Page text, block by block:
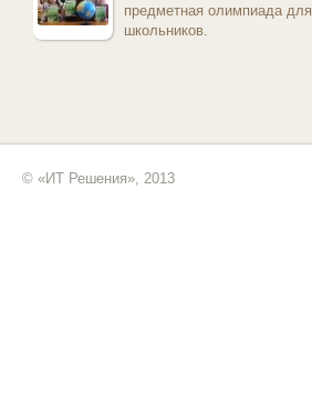
предметная олимпиада для
школьников.
© «ИТ Решения», 2013